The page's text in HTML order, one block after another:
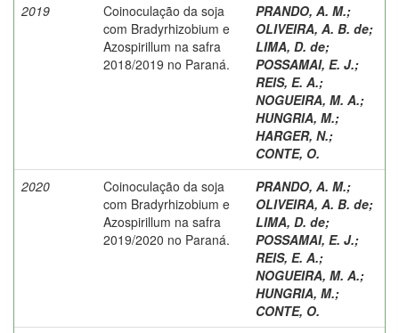
2019
Coinoculação da soja
com Bradyrhizobium e
Azospirillum na safra
2018/2019 no Paraná.
PRANDO, A. M.;
OLIVEIRA, A. B. de;
LIMA, D. de;
POSSAMAI, E. J.;
REIS, E. A.;
NOGUEIRA, M. A.;
HUNGRIA, M.;
HARGER, N.;
CONTE, O.
2020
Coinoculação da soja
com Bradyrhizobium e
Azospirillum na safra
2019/2020 no Paraná.
PRANDO, A. M.;
OLIVEIRA, A. B. de;
LIMA, D. de;
POSSAMAI, E. J.;
REIS, E. A.;
NOGUEIRA, M. A.;
HUNGRIA, M.;
CONTE, O.